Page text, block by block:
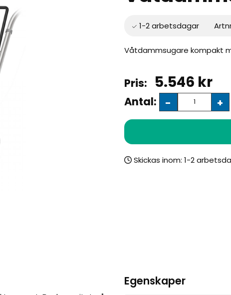
Våtdammsugare kompakt
5.546 kr
Antal: +
-
Skickas inom:
Egenskaper